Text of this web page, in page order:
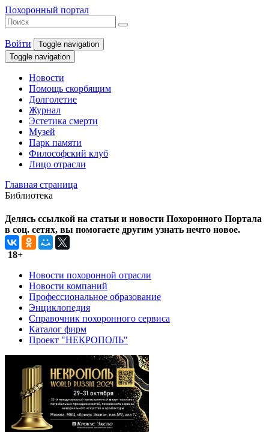
Похоронный портал
Войти
Toggle navigation
Toggle navigation
Новости
Помощь скорбящим
Долголетие
Журнал
Эстетика смерти
Музей
Парк памяти
Философский клуб
Лицо отрасли
Главная страница
Библиотека
Делясь ссылкой на статьи и новости Похоронного Портала
в соц. сетях, вы помогаете другим узнать нечто новое.
18+
Новости похоронной отрасли
Новости компаний
Профессиональное образование
Энциклопедия
Справочник похоронного сервиса
Каталог фирм
Проект "НЕКРОПОЛЬ"